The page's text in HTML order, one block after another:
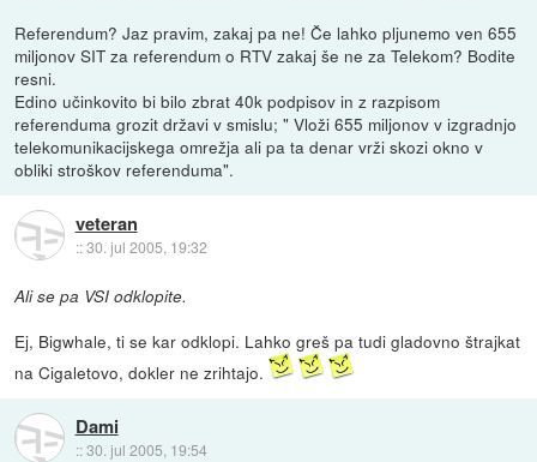
Referendum? Jaz pravim, zakaj pa ne! Če lahko pljunemo ven 655
miljonov SIT za referendum o RTV zakaj še ne za Telekom? Bodite
resni.
Edino učinkovito bi bilo zbrat 40k podpisov in z razpisom
referenduma grozit državi v smislu; " Vloži 655 miljonov v izgradnjo
telekomunikacijskega omrežja ali pa ta denar vrži skozi okno v
obliki stroškov referenduma".
veteran
::30. jul 2005, 19:32
Ali se pa VSI odklopite.
Ej, Bigwhale, ti se kar odklopi. Lahko greš pa tudi gladovno štrajkat
na Cigaletovo, dokler ne zrihtajo.
Dami
::30. jul 2005, 19:54